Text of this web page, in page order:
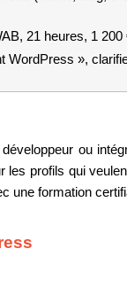
21 heures, 1
WordPress »,
ou
les profils qui
une formation